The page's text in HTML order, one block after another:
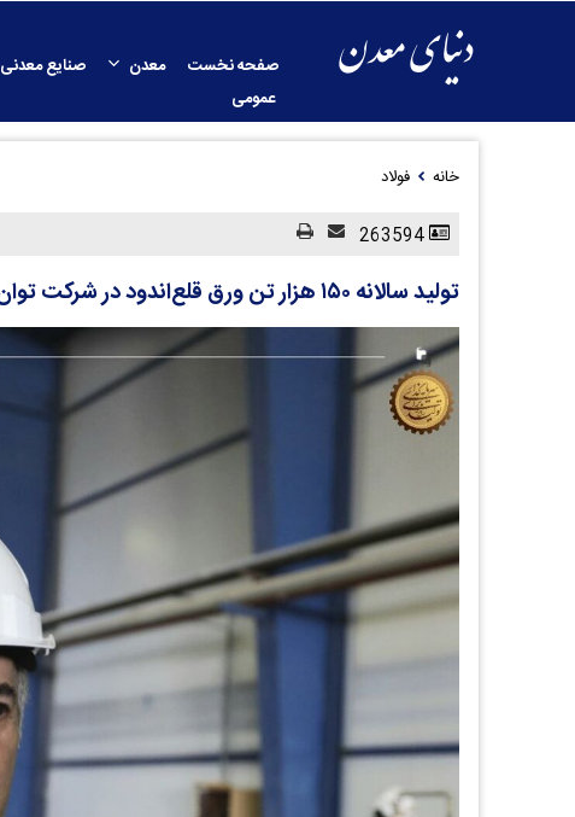
صفحه نخست معدن صنایع معدنی
عمومی
خانه فولاد
تولید سالانه ۱۵۰ هزار تن ورق قلع‌اندود در شرکت توان‌آور آسیا